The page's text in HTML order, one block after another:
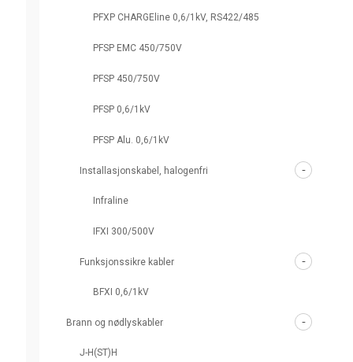
PFXP CHARGEline 0,6/1kV, RS422/485
PFSP EMC 450/750V
PFSP 450/750V
PFSP 0,6/1kV
PFSP Alu. 0,6/1kV
Installasjonskabel, halogenfri
Infraline
IFXI 300/500V
Funksjonssikre kabler
BFXI 0,6/1kV
Brann og nødlyskabler
J-H(ST)H